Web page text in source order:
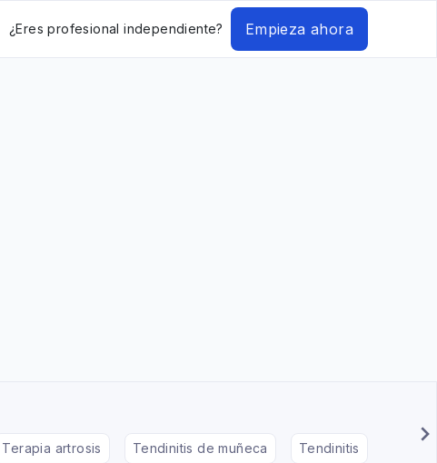
¿Eres profesional independiente? Empieza ahora
Terapia artrosis Tendinitis de muñeca Tendinitis